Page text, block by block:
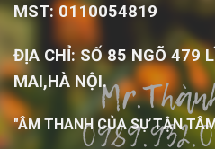
MST: 0110054819
ĐỊA CHỈ: SỐ 85 NGÕ 479
MAI,HÀ NỘI.
"ÂM THANH CỦA SỰ TẬN